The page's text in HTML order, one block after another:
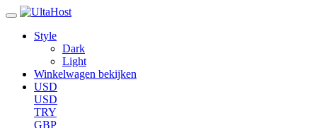
Style
Dark
Light
Winkelwagen bekijken
USD
USD
TRY
GBP